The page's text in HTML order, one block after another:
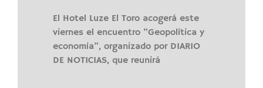
El Hotel Luze El Toro acogerá este
viernes el encuentro “Geopolítica y
economía”, organizado por DIARIO
DE NOTICIAS, que reunirá